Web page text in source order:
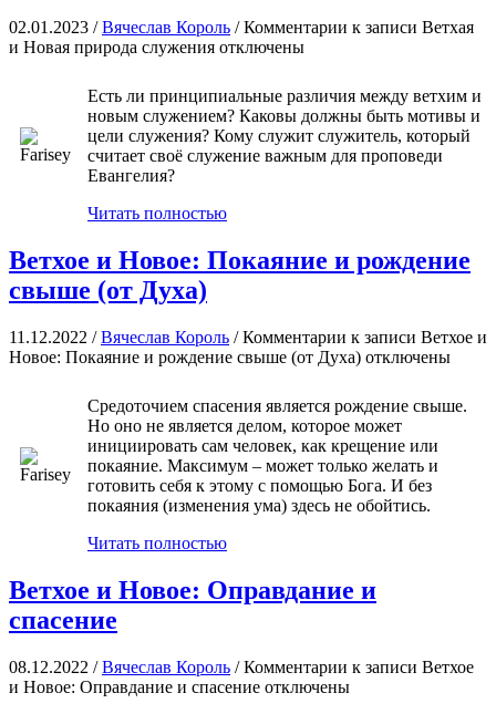
02.01.2023 /Вячеслав Король /Комментарии к записи Ветхая
и Новая природа служения отключены
Есть ли принципиальные различия между ветхим и
новым служением? Каковы должны быть мотивы и
цели служения? Кому служит служитель, который
считает своё служение важным для проповеди
Евангелия?
Читать полностью
Ветхое и Новое: Покаяние и рождение
свыше (от Духа)
11.12.2022 /Вячеслав Король /Комментарии к записи Ветхое и
Новое: Покаяние и рождение свыше (от Духа) отключены
Средоточием спасения является рождение свыше.
Но оно не является делом, которое может
инициировать сам человек, как крещение или
покаяние. Максимум – может только желать и
готовить себя к этому с помощью Бога. И без
покаяния (изменения ума) здесь не обойтись.
Читать полностью
Ветхое и Новое: Оправдание и
спасение
08.12.2022 /Вячеслав Король /Комментарии к записи Ветхое
и Новое: Оправдание и спасение отключены